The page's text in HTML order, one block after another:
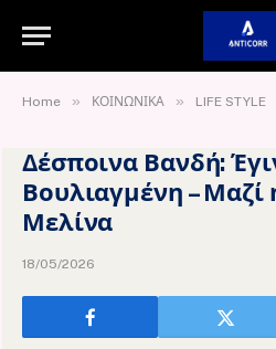
Home » ΚΟΙΝΩΝΙΚΑ » LIFE STYLE
Δέσποινα Βανδή:
Βουλιαγμένη – Μαζί
Μελίνα
18/05/2026